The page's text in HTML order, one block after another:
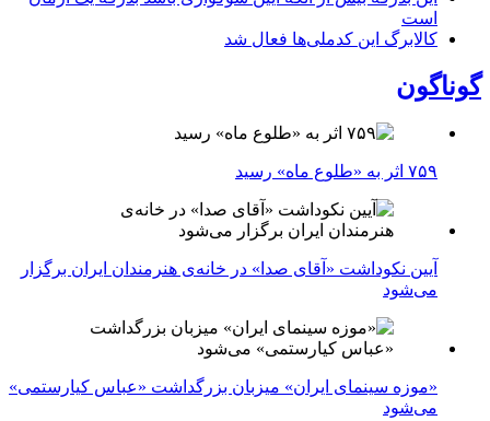
است
کالابرگ این کدملی‌ها فعال شد
گوناگون
۷۵۹ اثر به «طلوع ماه» رسید
آیین نکوداشت «آقای صدا» در خانه‌ی هنرمندان ایران برگزار
می‌شود
«موزه سینمای ایران» میزبان بزرگداشت «عباس کیارستمی»
می‌شود